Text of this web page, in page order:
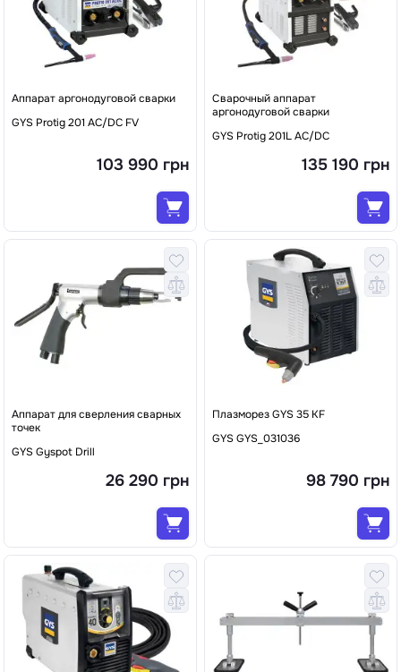
Аппарат аргонодуговой сварки
GYS Protig 201 AC/DC FV
103 990 грн
Сварочный аппарат
аргонодуговой сварки
GYS Protig 201L AC/DC
135 190 грн
Аппарат для сверления сварных
точек
GYS Gyspot Drill
26 290 грн
Плазморез GYS 35 KF
GYS GYS_031036
98 790 грн